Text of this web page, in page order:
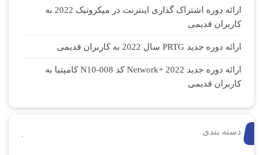
ارائه دوره اشتراک گذاری اینترنت در میکروتیک 2022 به
کاربران قدیمی
ارائه دوره جدید PRTG سال 2022 به کاربران قدیمی
ارائه دوره جدید Network+ 2022 کد N10-008 کامپتیا به
کاربران قدیمی
دسته بندی